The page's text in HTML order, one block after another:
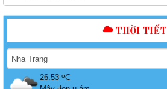
THỜI TIẾT
26.53 oC